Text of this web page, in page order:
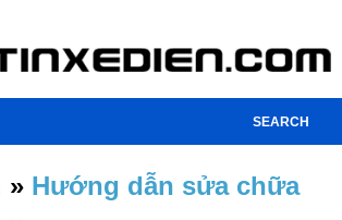
SEARCH
» Hướng dẫn sửa chữa